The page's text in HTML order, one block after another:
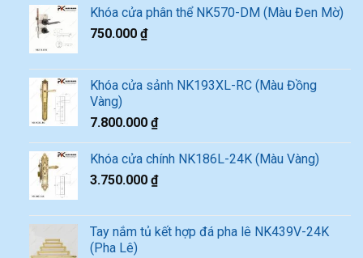
Khóa cửa phân thể NK570-DM (Màu Đen Mờ)
750.000 ₫
Khóa cửa sảnh NK193XL-RC (Màu Đồng
Vàng)
7.800.000 ₫
Khóa cửa chính NK186L-24K (Màu Vàng)
3.750.000 ₫
Tay nắm tủ kết hợp đá pha lê NK439V-24K
(Pha Lê)